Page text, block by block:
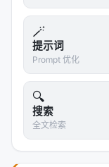
在 LLM 时代重
职责边界」这一
斗：召回负责覆
而 LLM 时代的
否检索、检索几
相关工作纵览
神经信息检索经
🪄
提示词
Prompt 优化
🔍
搜索
全文检索